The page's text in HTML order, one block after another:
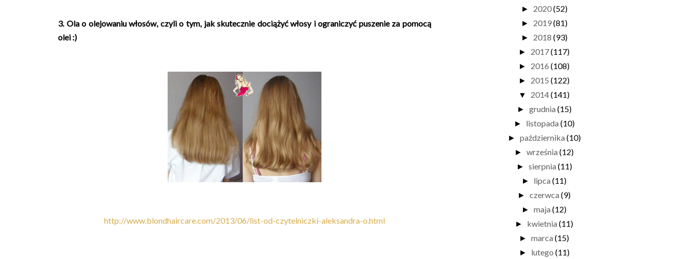
3. Ola o olejowaniu włosów, czyli o tym, jak skutecznie dociążyć włosy i ograniczyć puszenie za pomocą
olei :)
http://www.blondhaircare.com/2013/06/list-od-czytelniczki-aleksandra-o.html
► 2020(52)
► 2019(81)
► 2018 (93)
► 2017(117)
► 2016 (108)
► 2015 (122)
▼ 2014(141)
► grudnia (15)
► listopada (10)
► października (10)
► września (12)
► sierpnia (11)
► lipca (11)
► czerwca (9)
► maja (12)
► kwietnia (11)
► marca (15)
► lutego (11)